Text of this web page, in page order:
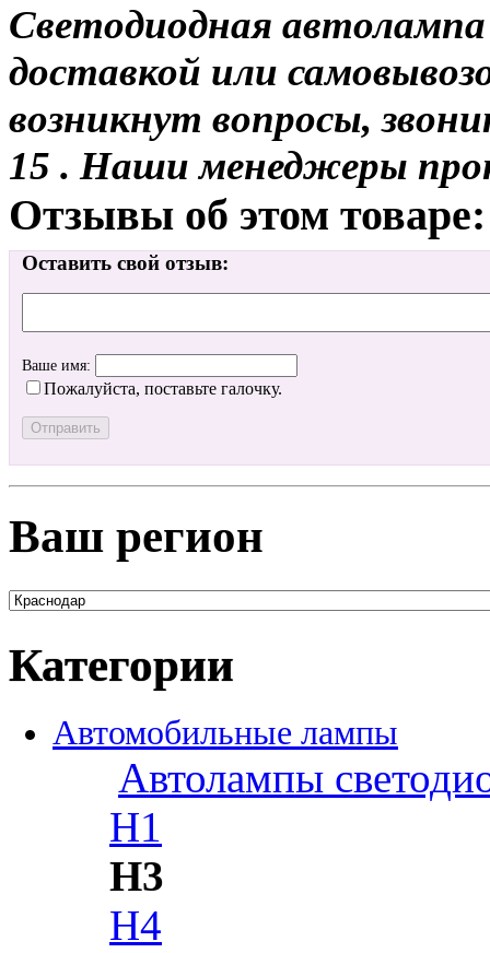
Светодиодная
доставкой или
возникнут вопросы,
15 . Наши менеджеры
Отзывы об этом товаре:
Оставить свой отзыв:
Ваше имя:
Пожалуйста, поставьте галочку.
Ваш регион
Категории
Автомобильные лампы
Автолампы
H1
H3
H4